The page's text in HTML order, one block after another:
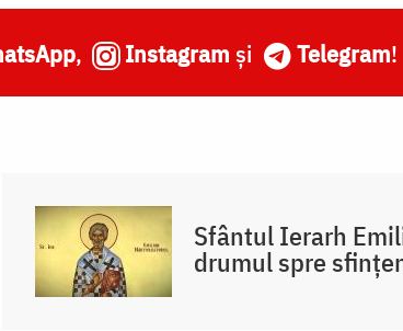
, Instagram și Telegram!
Sfântul Ierarh
drumul spre